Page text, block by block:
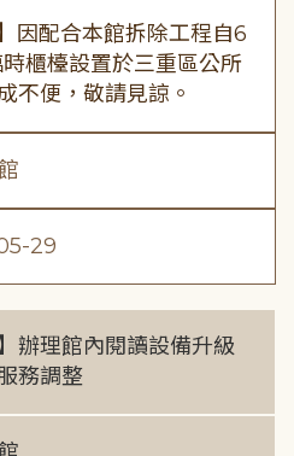
因配合本館拆除工程自6
櫃檯設置於三重區公所
不便，敬請見諒。
29
辦理館內閱讀設備升級
務調整